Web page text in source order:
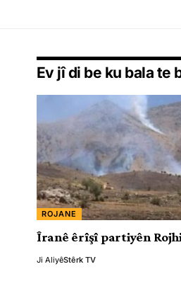
Ev jî di be ku bala te
ROJANE
Îranê êrîşî partiyên
Ji AliyêStêrk TV